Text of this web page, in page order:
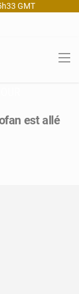
GMT
est allé